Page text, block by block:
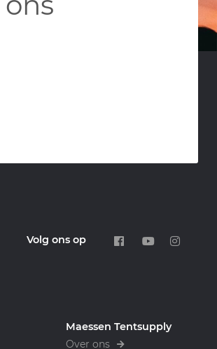
Volg ons op
Maessen Tentsupply
Over ons